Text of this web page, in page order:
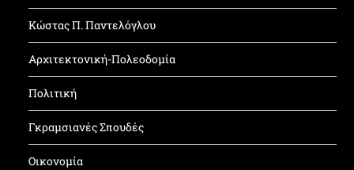
Κώστας Π. Παντελόγλου
Αρχιτεκτονική-Πολεοδομία
Πολιτική
Γκραμσιανές Σπουδές
Οικονομία